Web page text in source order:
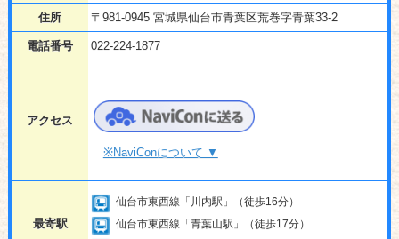
住所 〒981-0945 宮城県仙台市青葉区荒巻字青葉33-2
電話番号 022-224-1877
アクセス
※NaviConについて ▼
最寄駅
仙台市東西線「川内駅」（徒歩16分）
仙台市東西線「青葉山駅」（徒歩17分）